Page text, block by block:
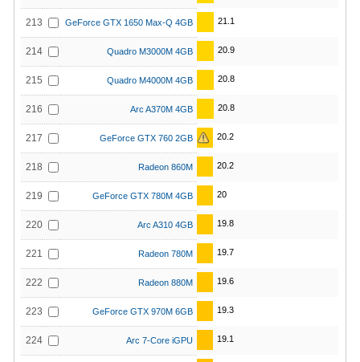
213 GeForce GTX 1650 Max-Q 4GB 21.1
214 Quadro M3000M 4GB 20.9
215 Quadro M4000M 4GB 20.8
216 Arc A370M 4GB 20.8
217 GeForce GTX 760 2GB 20.2
218 Radeon 860M 20.2
219 GeForce GTX 780M 4GB 20
220 Arc A310 4GB 19.8
221 Radeon 780M 19.7
222 Radeon 880M 19.6
223 GeForce GTX 970M 6GB 19.3
224 Arc 7-Core iGPU 19.1